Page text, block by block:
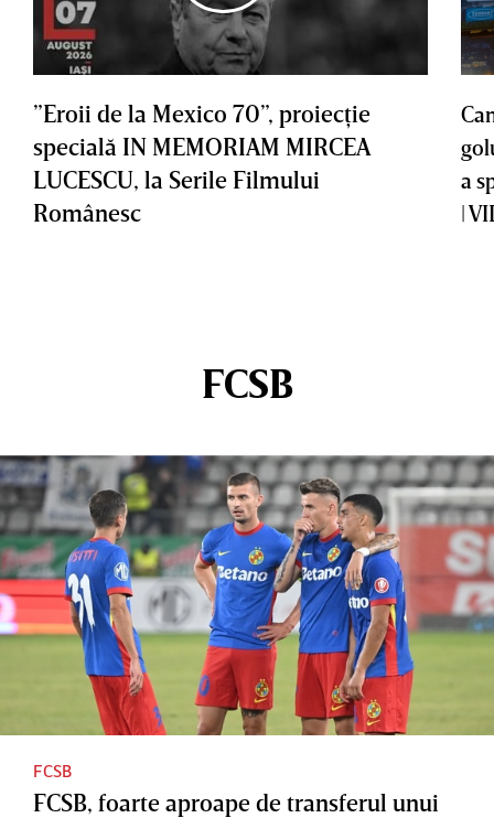
”Eroii de la Mexico 70”, proiecţie
specială IN MEMORIAM MIRCEA
LUCESCU, la Serile Filmului
Românesc
a
|
FCSB
FCSB
FCSB, foarte aproape de transferul unui